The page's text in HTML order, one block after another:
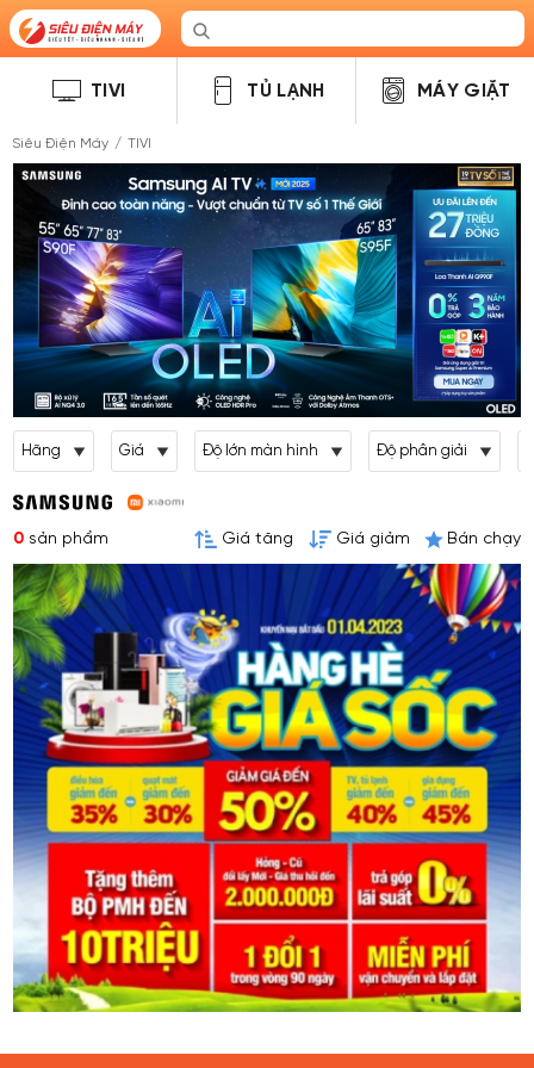
TIVI TỦ LẠNH MÁY GIẶT
Siêu Điện Máy / TIVI
Hãng Giá Độ lớn màn hình Độ phân giải
0 sản phẩm Giá tăng Giá giảm Bán chạy